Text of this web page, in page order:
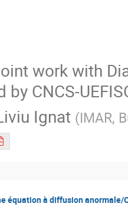
work with
by CNCS-
Ignat (IMAR,
équation à diffusion